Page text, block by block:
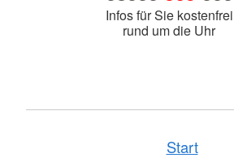
Infos für Sie kostenfrei
rund um die Uhr
Start